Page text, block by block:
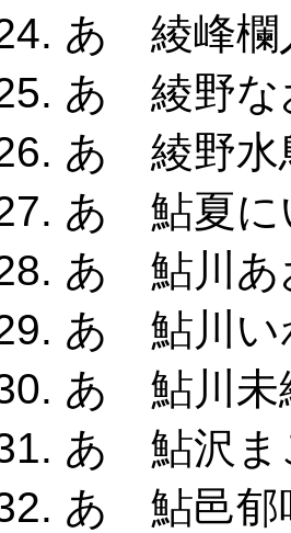
あ 綾峰欄
あ 綾野
あ 綾野水
あ 鮎夏に
あ 鮎川
あ 鮎川い
あ 鮎川未
あ 鮎沢ま
あ 鮎邑郁